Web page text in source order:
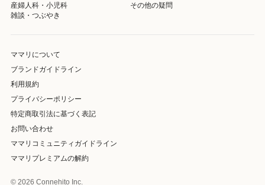
産婦人科・小児科
その他の疑問
雑談・つぶやき
ママリについて
ブランドガイドライン
利用規約
プライバシーポリシー
特定商取引法に基づく表記
お問い合わせ
ママリコミュニティガイドライン
ママリプレミアムの解約
© 2026 Connehito Inc.